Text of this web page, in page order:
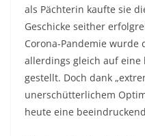
als Pächterin kaufte sie
Geschicke seither
Corona-Pandemie
allerdings gleich auf eine
gestellt. Doch dank
unerschütterlichem
heute eine